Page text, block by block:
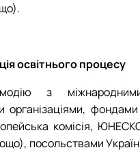
освітнього процесу
з
фондами
комісія,
посольствами